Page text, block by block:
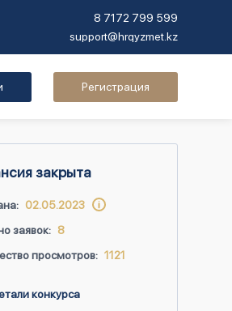
8 7172 799 599
support@hrqyzmet.kz
Регистрация
закрыта
02.05.2023
заявок: 8
просмотров: 1121
конкурса